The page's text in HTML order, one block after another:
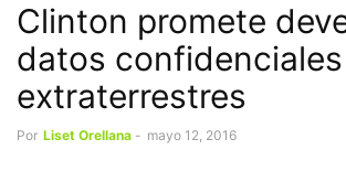
Clinton promete
datos
extraterrestres
Por Liset Orellana - mayo 12, 2016